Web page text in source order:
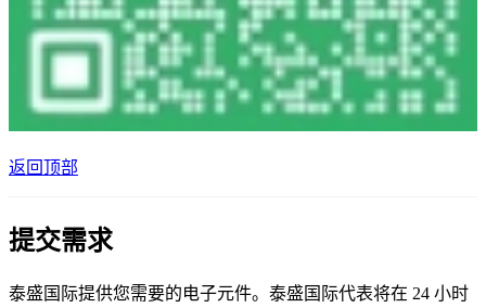
返回顶部
提交需求
泰盛国际提供您需要的电子元件。泰盛国际代表将在 24 小时